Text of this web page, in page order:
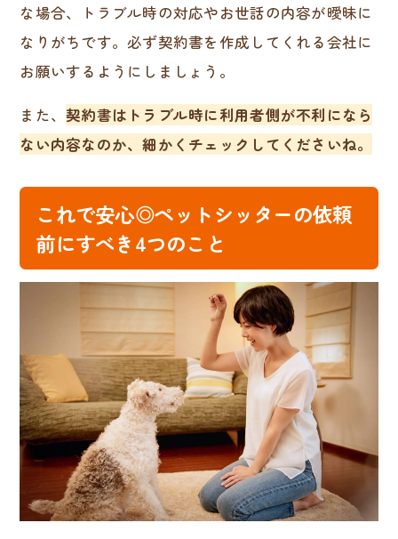
な場合、トラブル時の対応やお世話の内容が曖昧に
なりがちです。必ず契約書を作成してくれる会社に
お願いするようにしましょう。
また、契約書はトラブル時に利用者側が不利になら
ない内容なのか、細かくチェックしてくださいね。
これで安心◎ペットシッターの依頼
前にすべき4つのこと